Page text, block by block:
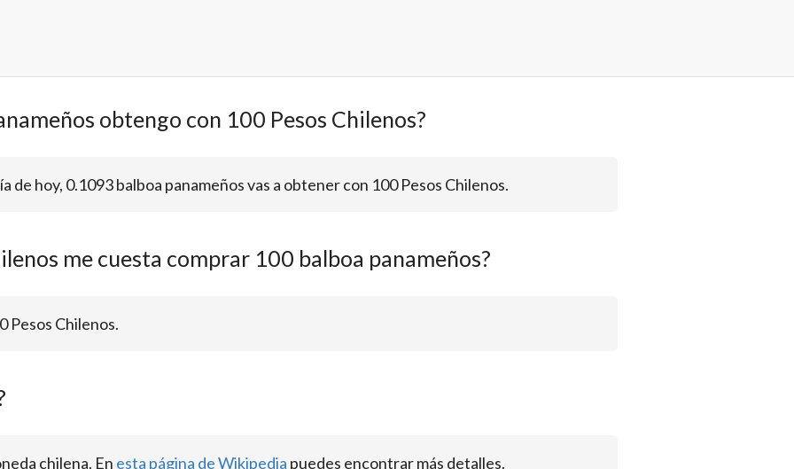
obtengo con 100 Pesos Chilenos?
de hoy, 0.1093 balboa panameños vas a obtener con 100 Pesos Chilenos.
me cuesta comprar 100 balboa panameños?
Pesos Chilenos.
chilena. En esta página de Wikipedia puedes encontrar más detalles.